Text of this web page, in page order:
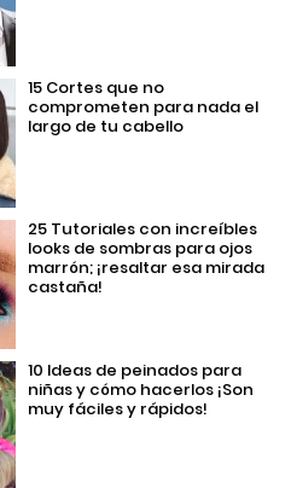
15 Cortes que no
comprometen para nada el
largo de tu cabello
25 Tutoriales con increíbles
looks de sombras para ojos
marrón; ¡resaltar esa mirada
castaña!
10 Ideas de peinados para
niñas y cómo hacerlos ¡Son
muy fáciles y rápidos!